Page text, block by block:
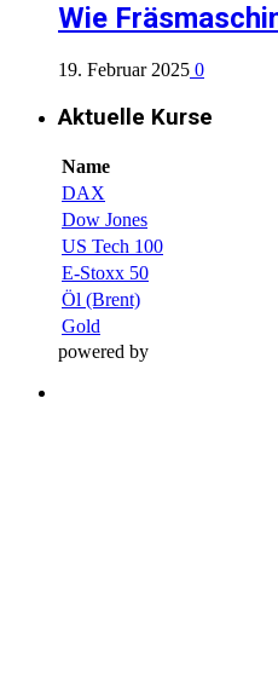
Wie
19. Februar 2025 0
Aktuelle Kurse
Name
DAX
Dow Jones
US Tech 100
E-Stoxx 50
Öl (Brent)
Gold
powered by